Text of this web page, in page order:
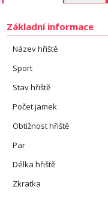
Základní informace
Název hřiště
Sport
Stav hřiště
Počet jamek
Obtížnost hřiště
Par
Délka hřiště
Zkratka